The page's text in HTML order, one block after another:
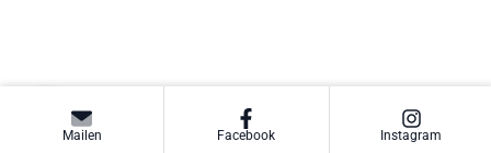
Mailen Facebook Instagram